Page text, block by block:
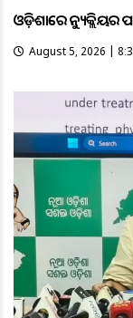
ଓଡ଼ିଶାରେ ନ୍ୟୁକ୍ଲିୟର
August 5, 2026 |